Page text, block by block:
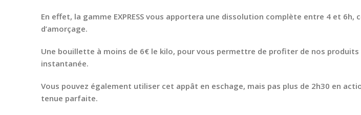
En effet, la gamme EXPRESS vous apportera une dissolution complète entre 4 et
d’amorçage.
Une bouillette à moins de 6€ le kilo, pour vous permettre de profiter de nos
instantanée.
Vous pouvez également utiliser cet appât en eschage, mais pas plus de 2h30 en
tenue parfaite.